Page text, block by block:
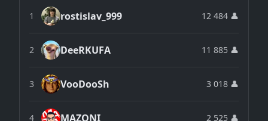
1 rostislav_999 12 484 👤
2 DeeRKUFA 11 885 👤
3 VooDooSh 3 018 👤
4 MAZONI 2 525 👤